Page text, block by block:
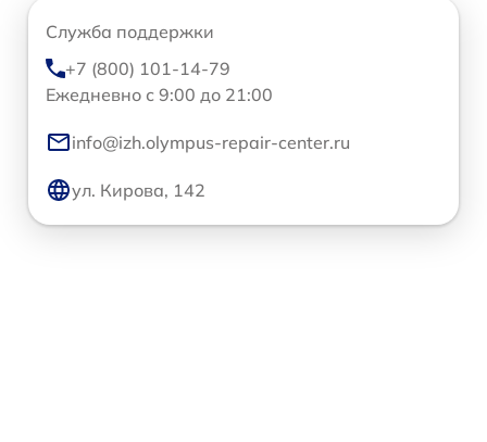
Служба поддержки
+7 (800) 101-14-79
Ежедневно с 9:00 до 21:00
info@izh.olympus-repair-center.ru
ул. Кирова, 142